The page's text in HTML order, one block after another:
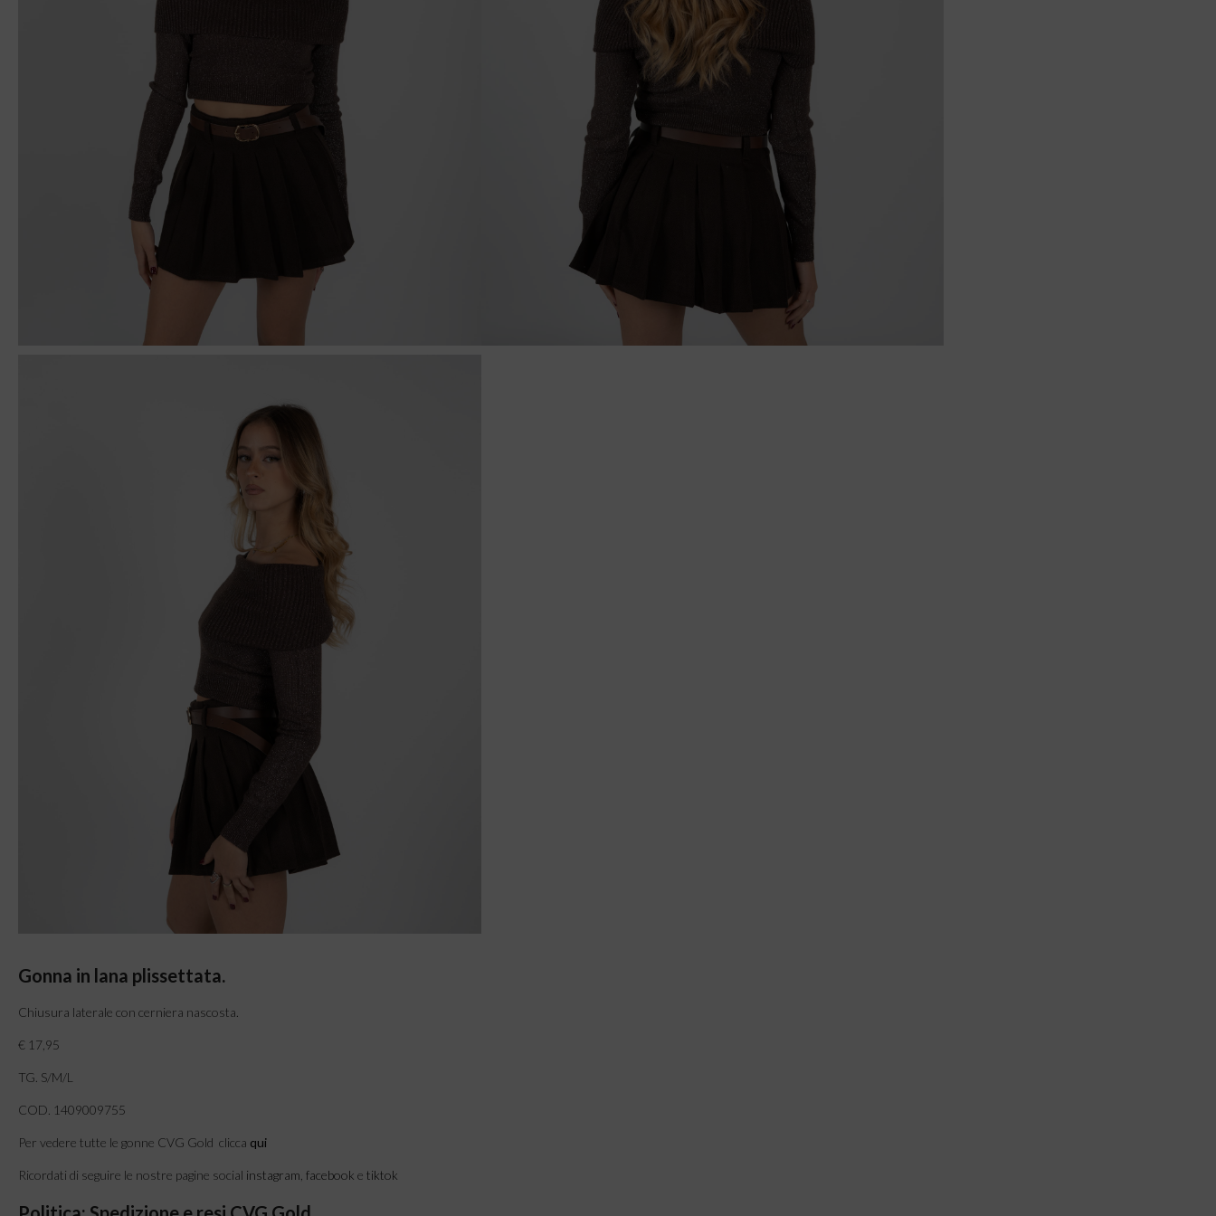
Gonna in lana plissettata.
Chiusura laterale con cerniera nascosta.
€ 17,95
TG. S/M/L
COD. 1409009755
Per vedere tutte le gonne CVG Gold clicca qui
Ricordati di seguire le nostre pagine social instagram facebook e tiktok